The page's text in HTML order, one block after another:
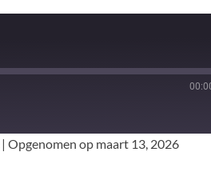
| Opgenomen op maart 13, 2026